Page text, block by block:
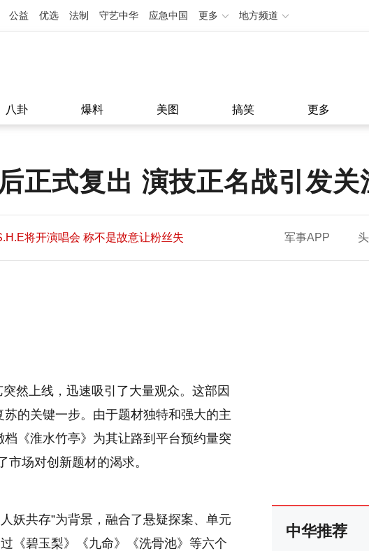
公益 优选 法制 守艺中华 应急中国 更多 地方频道
八卦 爆料 美图 搞笑 更多
正式复出 演技正名战引发关
将开演唱会 称不是故意让粉丝失
军事APP
然上线，迅速吸引了大量观众。这部因
的关键一步。由于题材独特和强大的主
《淮水竹亭》为其让路到平台预约量突
市场对创新题材的渴求。
妖共存”为背景，融合了悬疑探案、单元
《碧玉梨》《九命》《洗骨池》等六个
中华推荐